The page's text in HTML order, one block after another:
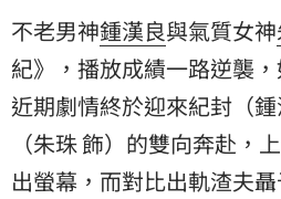
不老男神鍾漢良與氣質女神
紀》，播放成績一路逆襲
近期劇情終於迎來紀封（
（朱珠 飾）的雙向奔赴，
出螢幕，而對比出軌渣夫